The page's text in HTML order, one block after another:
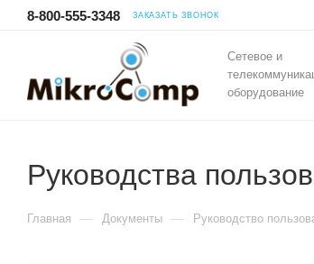
8-800-555-3348 ЗАКАЗАТЬ ЗВОНОК
Сетевое и
оборудование
Руководства
Главная — Документы — Руководство